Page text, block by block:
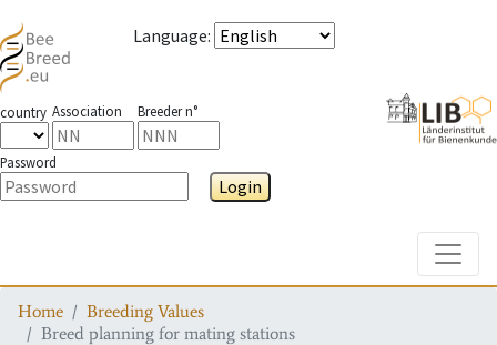
Language:
country Association Breeder n°
Password
Login
Home
Breeding Values
Breed planning for mating stations